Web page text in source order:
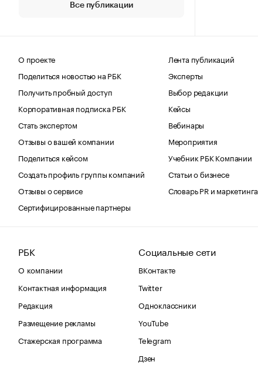
Все публикации
О проекте
Поделиться новостью на РБК
Получить пробный доступ
Корпоративная подписка РБК
Стать экспертом
Отзывы о вашей компании
Поделиться кейсом
Создать профиль группы компаний
Отзывы о сервисе
Сертифицированные партнеры
Лента публикаций
Эксперты
Выбор редакции
Кейсы
Вебинары
Мероприятия
Учебник РБК Компании
Статьи о бизнесе
Словарь PR и маркетинга
РБК
О компании
Контактная информация
Редакция
Размещение рекламы
Стажерская программа
Социальные сети
ВКонтакте
Twitter
Одноклассники
YouTube
Telegram
Дзен